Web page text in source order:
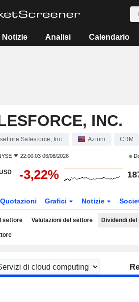
Notizie Analisi Calendario
INC.
Salesforce, Inc. Azioni CRM
22:00:03 06/08/2026
-3,22%
Quotazioni Grafici Notizie
settore Valutazioni del settore Dividendi